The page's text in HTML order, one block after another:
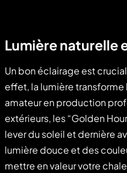
Lumière naturelle
Un bon éclairage est
effet, la lumière
amateur en production
extérieurs, les “Golden
lever du soleil et dernière
lumière douce et des
mettre en valeur votre